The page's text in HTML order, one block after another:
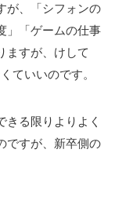
が、「シフォンの
」「ゲームの仕事
ますが、けして
ていいのです。
きる限りよりよく
ですが、新卒側の